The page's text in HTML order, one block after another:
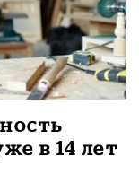
в 14 лет